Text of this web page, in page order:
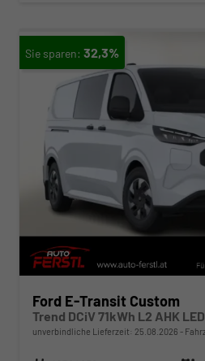
32,3%
Ford E-Transit Custom
Trend DCiV 71kWh L2 AHK
unverbindliche Lieferzeit: 25.08.2026